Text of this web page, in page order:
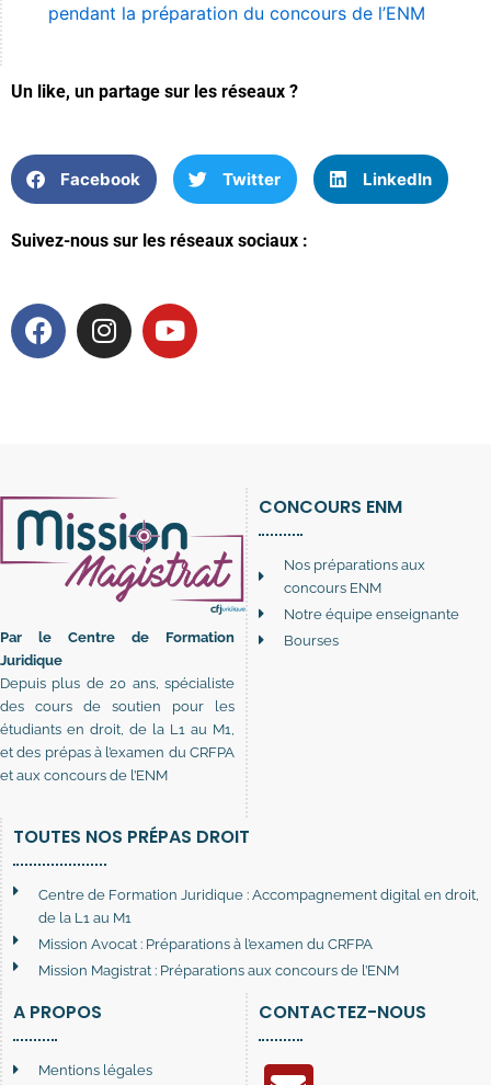
pendant la préparation du concours de l’ENM
Un like, un partage sur les réseaux ?
Facebook Twitter LinkedIn
Suivez-nous sur les réseaux sociaux :
Par le Centre de Formation
Juridique
Depuis plus de 20 ans, spécialiste
des cours de soutien pour les
étudiants en droit, de la L1 au M1,
et des prépas à l’examen du CRFPA
et aux concours de l’ENM
CONCOURS ENM
Nos préparations aux
concours ENM
Notre équipe enseignante
Bourses
TOUTES NOS PRÉPAS DROIT
Centre de Formation Juridique : Accompagnement digital en droit,
de la L1 au M1
Mission Avocat : Préparations à l’examen du CRFPA
Mission Magistrat : Préparations aux concours de l’ENM
A PROPOS
Mentions légales
CONTACTEZ-NOUS